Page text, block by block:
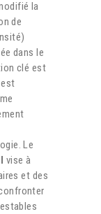
la
de
dans le
clé est
Le
vise à
et des